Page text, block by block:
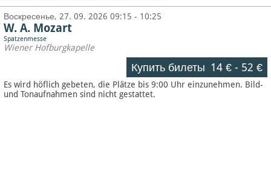
Воскресенье, 27. 09. 2026 09:15 - 10:25
W. A. Mozart
Spatzenmesse
Wiener Hofburgkapelle
Купить билеты 14 €- 52 €
Es wird höflich gebeten, die Plätze bis 9:00 Uhr einzunehmen. Bild-
und Tonaufnahmen sind nicht gestattet.